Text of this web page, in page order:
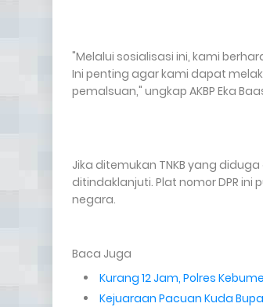
"Melalui sosialisasi ini, kami
Ini penting agar kami dapat
pemalsuan," ungkap AKBP Eka
Jika ditemukan TNKB yang
ditindaklanjuti. Plat nomor DPR
negara.
Baca Juga
Kurang 12 Jam, Polres
Kejuaraan Pacuan Kuda